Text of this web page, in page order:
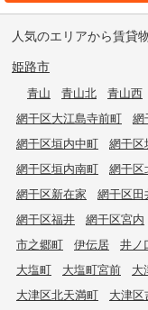
人気のエリアから賃貸
姫路市
青山 青山北 青山西
網干区大江島寺前町
網
網干区垣内中町
網干区
網干区垣内南町
網干区
網干区新在家
網干区田
網干区福井
網干区宮内
市之郷町
伊伝居 井ノ
大塩町
大塩町宮前 大
大津区北天満町
大津区